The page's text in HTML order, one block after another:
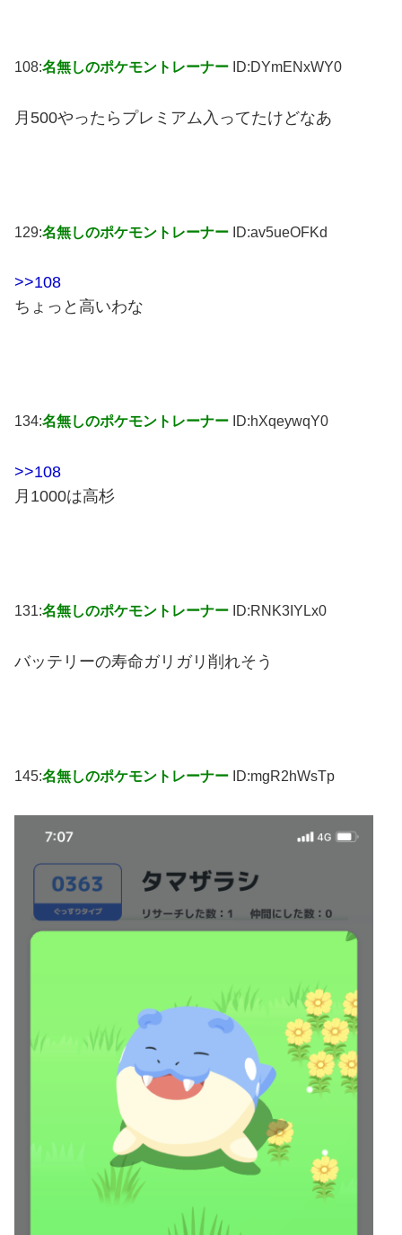
108:名無しのポケモントレーナー ID:DYmENxWY0
月500やったらプレミアム入ってたけどなあ
129:名無しのポケモントレーナー ID:av5ueOFKd
>>108
ちょっと高いわな
134:名無しのポケモントレーナー ID:hXqeywqY0
>>108
月1000は高杉
131:名無しのポケモントレーナー ID:RNK3IYLx0
バッテリーの寿命ガリガリ削れそう
145:名無しのポケモントレーナー ID:mgR2hWsTp